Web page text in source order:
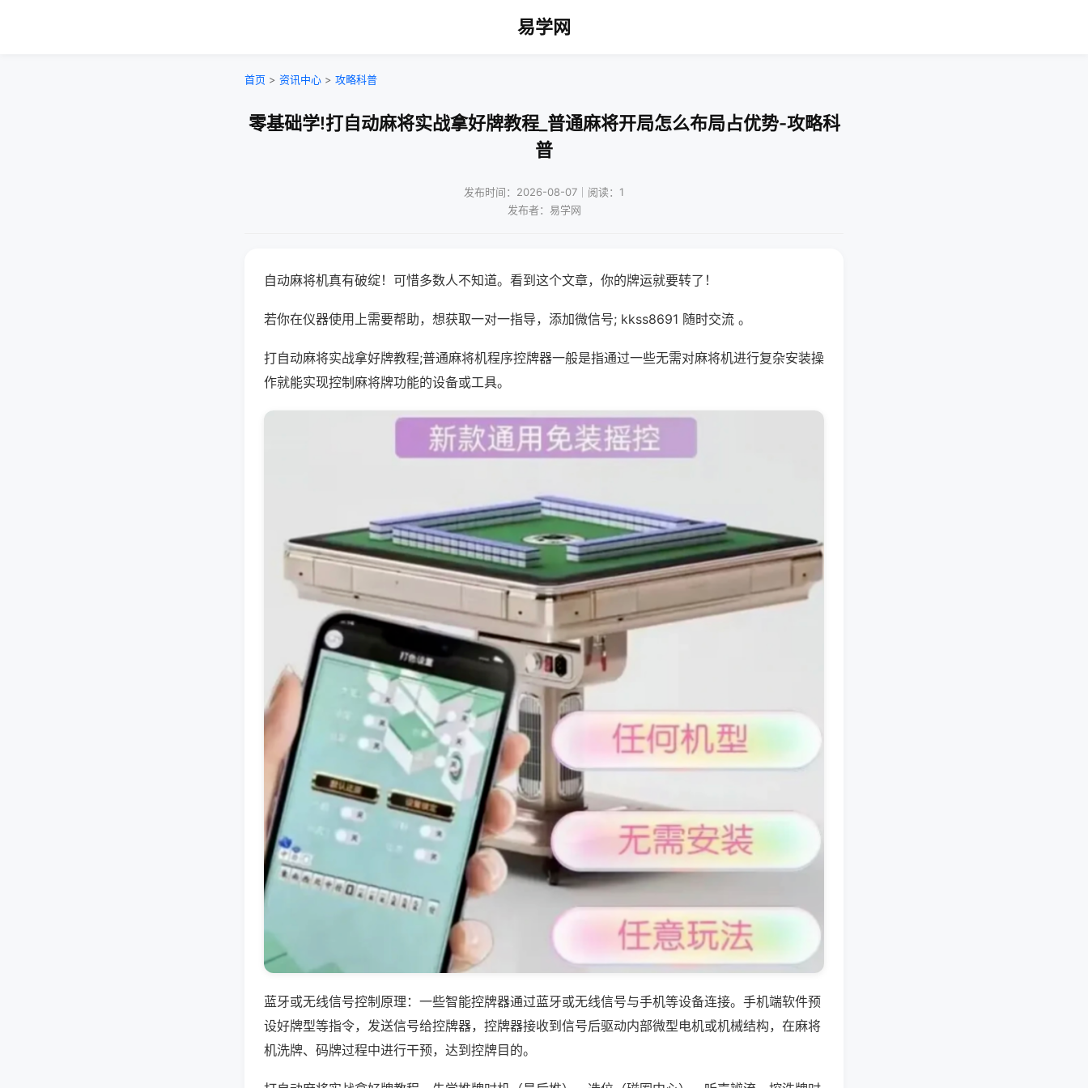
易学网
首页 > 资讯中心 > 攻略科普
零基础学!打自动麻将实战拿好牌教程_普通麻将开局怎么布局占优势-攻略科
普
发布时间：2026-08-07｜阅读：1
发布者：易学网
自动麻将机真有破绽！可惜多数人不知道。看到这个文章，你的牌运就要转了！
若你在仪器使用上需要帮助，想获取一对一指导，添加微信号; kkss8691 随时交流 。
打自动麻将实战拿好牌教程;普通麻将机程序控牌器一般是指通过一些无需对麻将机进行复杂安装操
作就能实现控制麻将牌功能的设备或工具。
蓝牙或无线信号控制原理：一些智能控牌器通过蓝牙或无线信号与手机等设备连接。手机端软件预
设好牌型等指令，发送信号给控牌器，控牌器接收到信号后驱动内部微型电机或机械结构，在麻将
机洗牌、码牌过程中进行干预，达到控牌目的。